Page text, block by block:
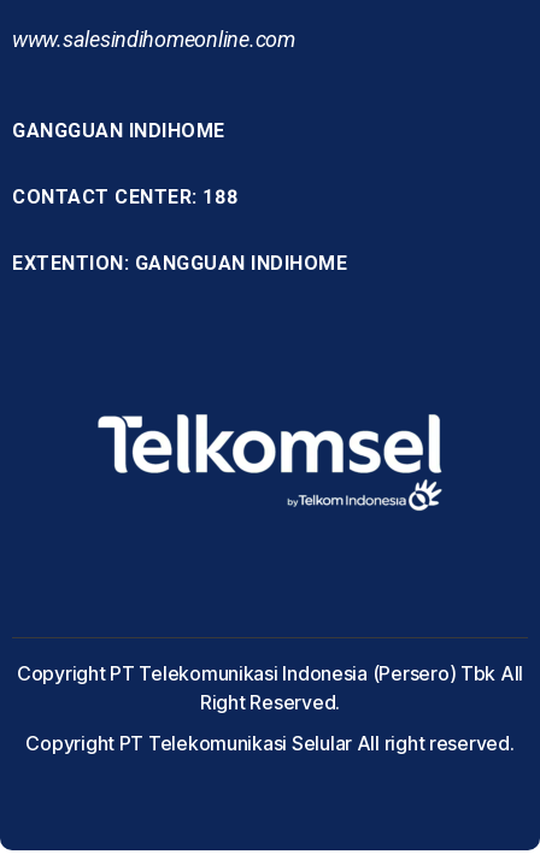
www.salesindihomeonline.com
GANGGUAN INDIHOME
CONTACT CENTER: 188
EXTENTION: GANGGUAN INDIHOME
Copyright PT Telekomunikasi Indonesia (Persero) Tbk All
Right Reserved.
Copyright PT Telekomunikasi Selular All right reserved.